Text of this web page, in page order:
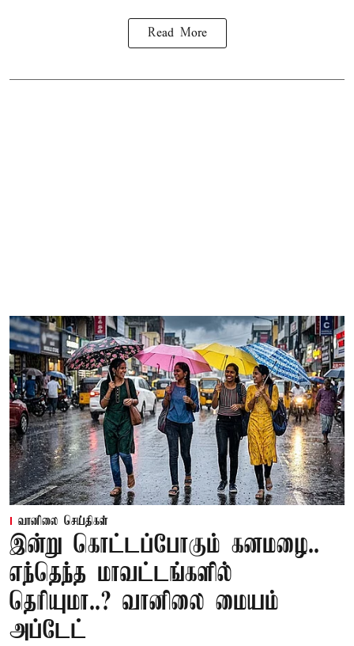
Read More
வானிலை செய்திகள்
இன்று கொட்டப்போகும் கனமழை..
எந்தெந்த மாவட்டங்களில்
தெரியுமா..? வானிலை மையம்
அப்டேட்